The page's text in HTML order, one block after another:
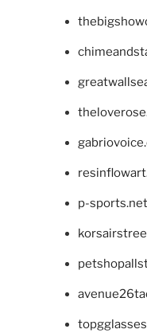
p-sports.net